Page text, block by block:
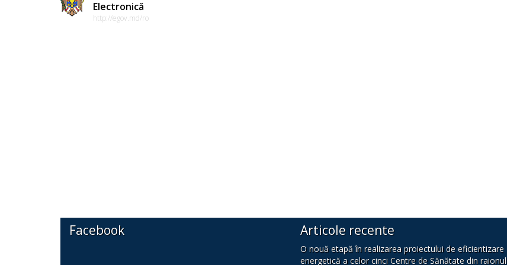
Electronică
http://egov.md/ro
Facebook Articole recente
O nouă etapă în realizarea proiectului de eficientizare
energetică a celor cinci Centre de Sănătate din raionul